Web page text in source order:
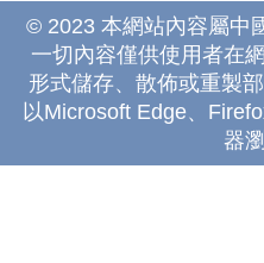
© 2023 本網站內容屬中
一切內容僅供使用者在
形式儲存、散佈或重製
以Microsoft Edge、
器